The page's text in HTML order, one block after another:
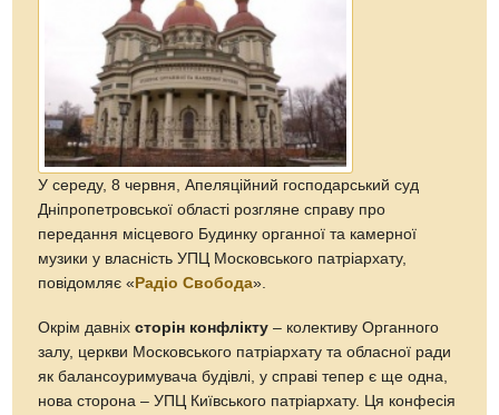
У середу, 8 червня, Апеляційний господарський суд
Дніпропетровської області розгляне справу про
передання місцевого Будинку органної та камерної
музики у власність УПЦ Московського патріархату,
повідомляє « Радіо Свобода».
Окрім давніхсторін конфлікту – колективу Органного
залу, церкви Московського патріархату та обласної ради
як балансоуримувача будівлі, у справі тепер є ще одна,
нова сторона – УПЦ Київського патріархату. Ця конфесія